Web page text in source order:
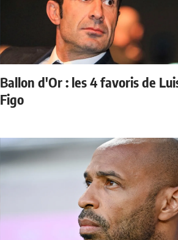
Ballon d'Or : les 4 favoris de
Figo